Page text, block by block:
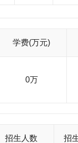
得突破，多项成果
港澳台地区的五十
合作办学、跨文化
学费(万元)
0万
招生人数 招